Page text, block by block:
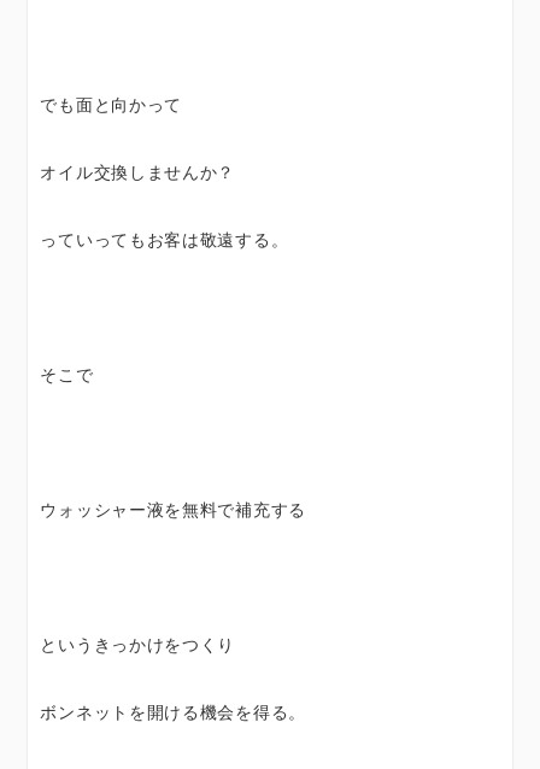
でも面と向かって
オイル交換しませんか？
っていってもお客は敬遠する。
そこで
ウォッシャー液を無料で補充する
というきっかけをつくり
ボンネットを開ける機会を得る。